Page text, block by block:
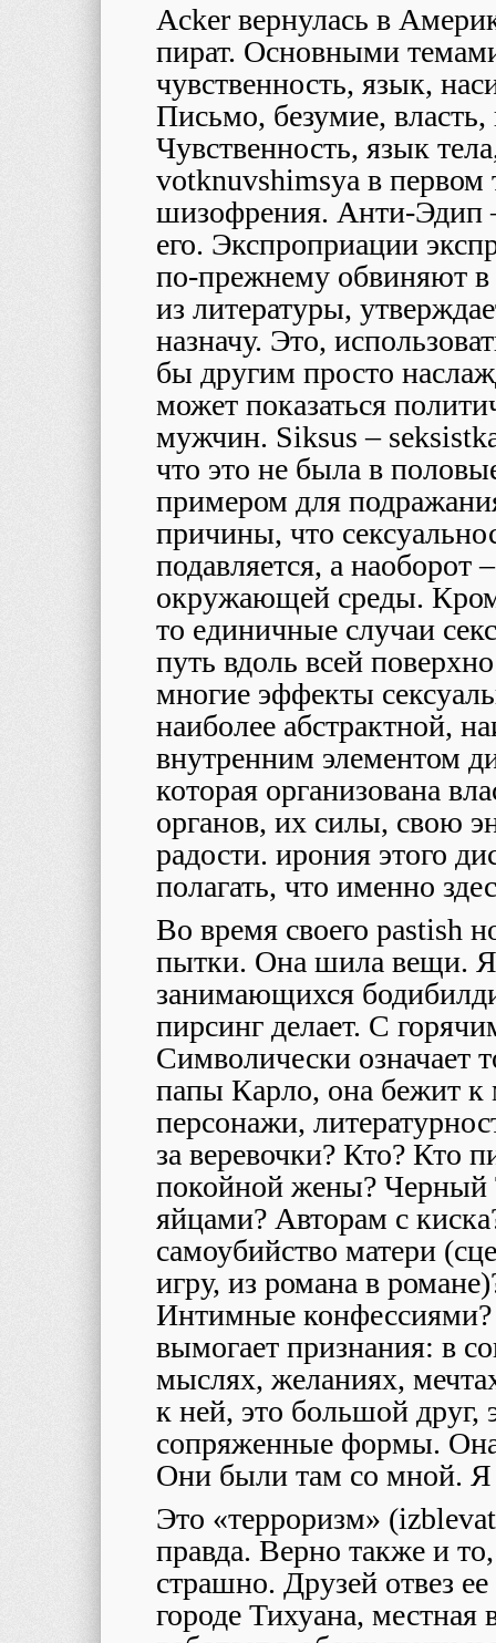
Acker вернулась в
пират. Основными
чувственность, язык,
Письмо, безумие,
Чувственность, язык
votknuvshimsya в первом
шизофрения. Анти-Эдип
его. Экспроприации
по-прежнему обвиняют в
из литературы,
назначу. Это,
бы другим просто
может показаться
мужчин. Siksus –
что это не была в
примером для
причины, что
подавляется, а наоборот
окружающей среды.
то единичные случаи
путь вдоль всей
многие эффекты
наиболее абстрактной,
внутренним элементом
которая организована
органов, их силы, свою
радости. ирония этого
полагать, что именно
Во время своего pastish
пытки. Она шила вещи.
занимающихся
пирсинг делает. С
Символически означает
папы Карло, она бежит к
персонажи,
за веревочки? Кто? Кто
покойной жены? Черный
яйцами? Авторам с
самоубийство матери
игру, из романа в
Интимные конфессиями?
вымогает признания: в
мыслях, желаниях,
к ней, это большой друг,
сопряженные формы. Она
Они были там со мной.
Это «терроризм» (izblevat
правда. Верно также и
страшно. Друзей отвез
городе Тихуана, местная